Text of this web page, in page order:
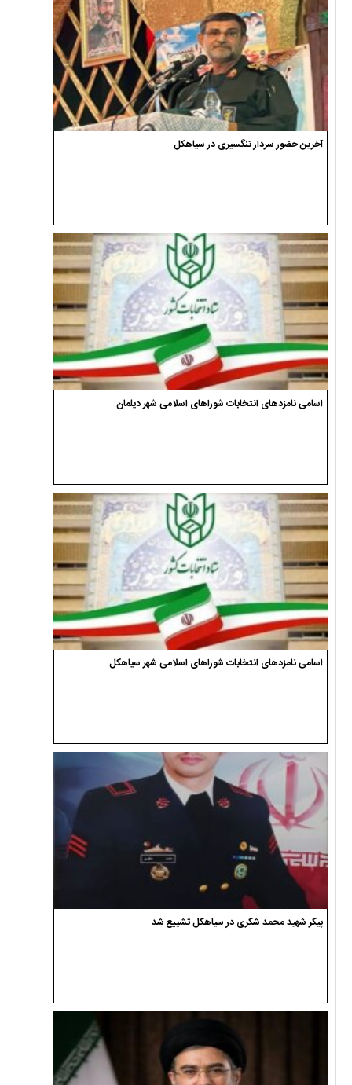
آخرین حضور سردار تنگسیری در سیاهکل
اسامی نامزدهای انتخابات شوراهای اسلامی شهر دیلمان
اسامی نامزدهای انتخابات شوراهای اسلامی شهر سیاهکل
پیکر شهید محمد شکری در سیاهکل تشییع شد